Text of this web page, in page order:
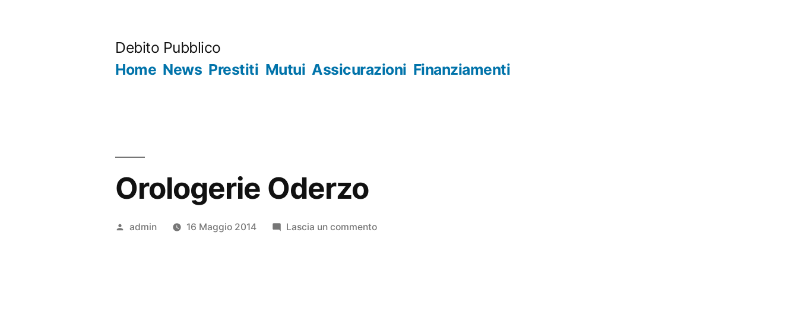
Debito Pubblico
Home News Prestiti Mutui Assicurazioni Finanziamenti
Orologerie Oderzo
Pubblicato
admin 16 Maggio 2014 Lascia un commentosu